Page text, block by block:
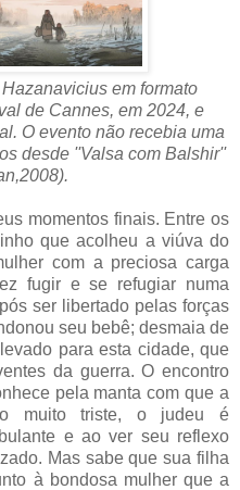
em formato
de Cannes, em 2024, e
O evento não recebia uma
desde ''Valsa com Balshir''
momentos finais. Entre os
que acolheu a viúva do
com a preciosa carga
fugir e se refugiar numa
ser libertado pelas forças
seu bebê; desmaia de
para esta cidade, que
da guerra. O encontro
pela manta com que a
muito triste, o judeu é
e ao ver seu reflexo
Mas sabe que sua filha
à bondosa mulher que a